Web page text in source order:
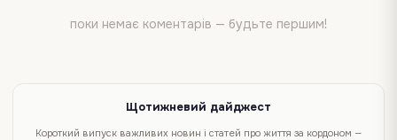
поки немає коментарів — будьте першим!
Щотижневий дайджест
Короткий випуск важливих новин і статей про життя за кордоном —